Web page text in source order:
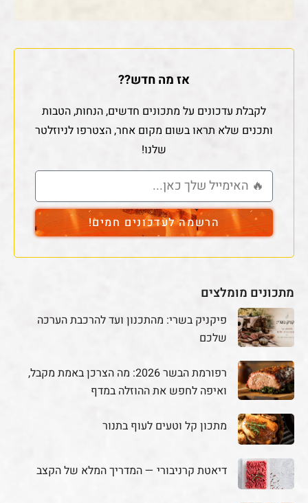
ותכנים שלא תראו בשום מקום אחר, הצטרפו לניוזלטר
הרשמה לעדכונים חמים!
מתכונים מומלצים
פיקניק בשרי: מהתכנון ועד להרכבת הערכה
שלכם
מתכון קל וטעים לעוף בתנור
דיאטת קרניבורי — המדריך המלא של הקצב
נתחים שלא חשבת לשים על האש (אבל עובדים